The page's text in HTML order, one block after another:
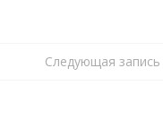
Следующая запись